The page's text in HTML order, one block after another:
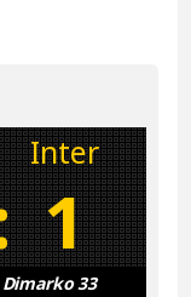
Dimarko 33
Inter
1